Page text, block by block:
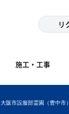
リ
施工・工事
大阪市設服部霊園（豊中市